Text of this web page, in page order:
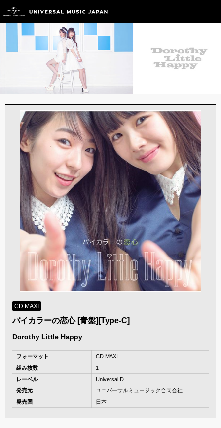
CD MAXI
バイカラーの恋心 [青盤][Type-C]
Dorothy Little Happy
フォーマット
CD MAXI
組み枚数
1
レーベル
Universal D
発売元
ユニバーサルミュージック合同会社
発売国
日本